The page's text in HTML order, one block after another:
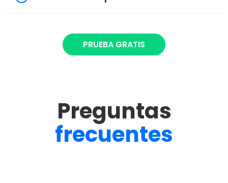
PRUEBA GRATIS
Preguntas
frecuentes